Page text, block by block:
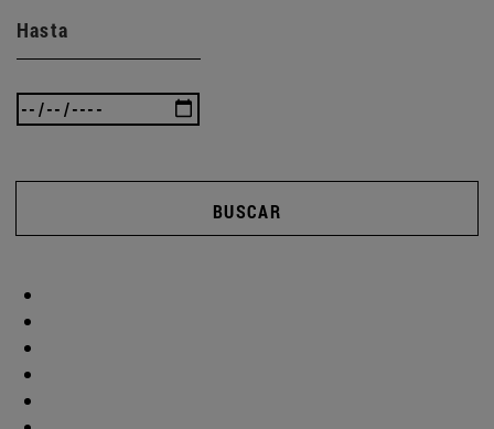
Hasta
BUSCAR